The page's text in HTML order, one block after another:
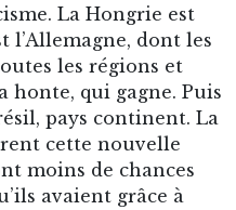
La Hongrie est
l’Allemagne, dont les
les régions et
honte, qui gagne. Puis
pays continent. La
cette nouvelle
moins de chances
avaient grâce à